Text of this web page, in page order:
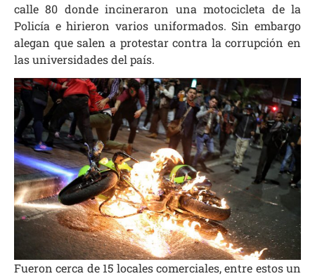
calle 80 donde incineraron una motocicleta de la
Policía e hirieron varios uniformados. Sin embargo
alegan que salen a protestar contra la corrupción en
las universidades del país.
Fueron cerca de 15 locales comerciales, entre estos un